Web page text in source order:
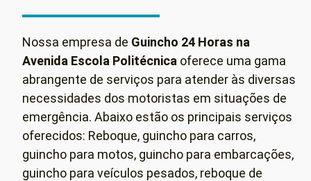
Nossa empresa de Guincho 24 Horas na
Avenida Escola Politécnica oferece uma gama
abrangente de serviços para atender às diversas
necessidades dos motoristas em situações de
emergência. Abaixo estão os principais serviços
oferecidos: Reboque, guincho para carros,
guincho para motos, guincho para embarcações,
guincho para veículos pesados, reboque de